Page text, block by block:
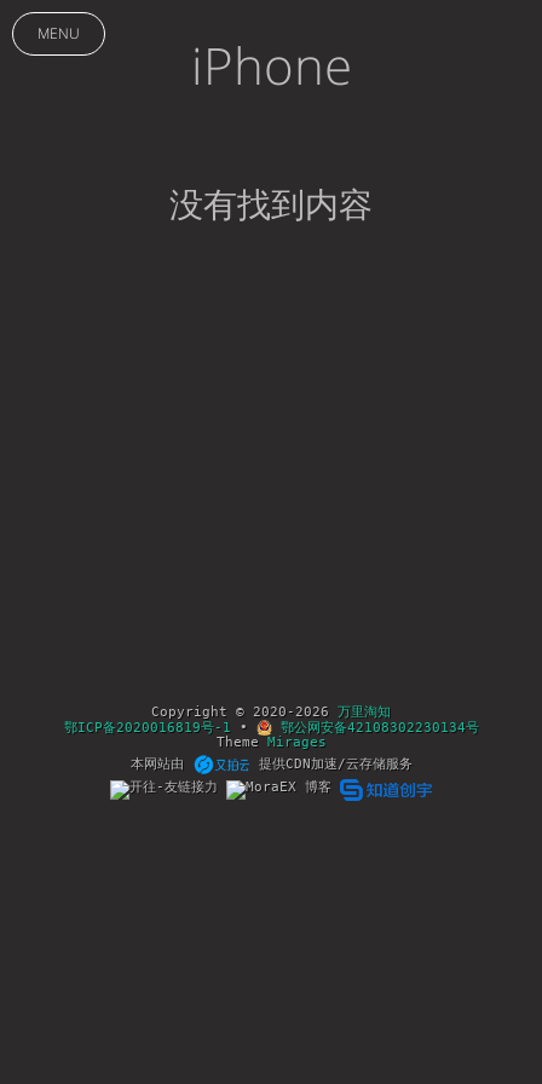
MENU iPhone
没有找到内容
Copyright © 2020-2026 万里淘知
鄂ICP备2020016819号-1 •
鄂公网安备42108302230134号
Theme Mirages
本网站由
提供CDN加速/云存储服务